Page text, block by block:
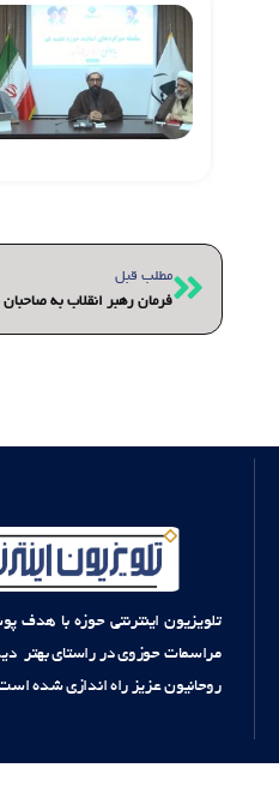
قبلیمطلب قبل
فرمان رهبر انقلاب به
تلویزیون اینترنتی حوزه با هدف
مراسمات حوزوی در راستای بهتر
روحانیون عزیز راه اندازی شده